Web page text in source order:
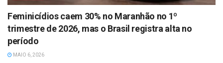
Feminicídios caem 30% no Maranhão no 1º
trimestre de 2026, mas o Brasil registra alta no
período
MAIO 6, 2026